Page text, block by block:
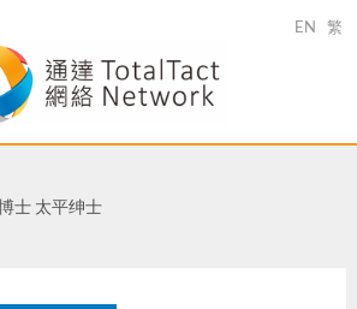
EN 繁
士 太平绅士